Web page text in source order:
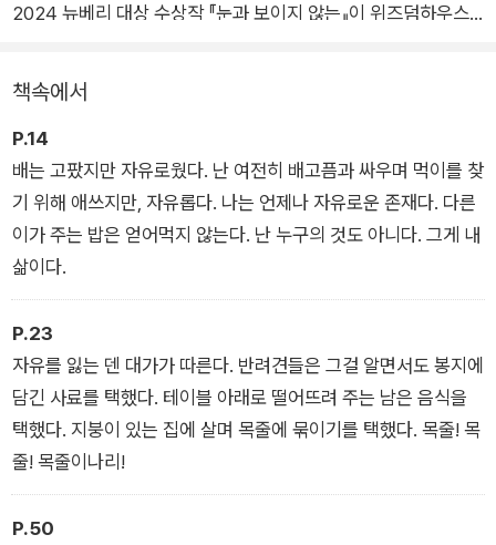
2024 뉴베리 대상 수상작 『눈과 보이지 않는』이 위즈덤하우스
『눈과 보이지 않는』은 도시의 공원에 사는 개 요하네스가 공원 안
우리에 갇혀 살아가는 들소들을 탈출시키는 과정을 그린 모험담
이다. 불가능해 보이는 들소 탈출 작전을 펼치면서 요하네스는 자
신의 내면을 깊이 들여다보고 스스로에게 질문을 던지는 시간을
갖게 된다. 나는 정말 자유로운 걸까? 나는 세상을 제대로 바라보
고 있는 걸까? 산다는 건 과연 무엇일까?
다수의 수상 경력이 있는 작가 데이브 에거스와 칼데콧상 수상자
인 숀 해리스는 이런 요하네스의 자아 찾기 여정을 대담하고 자유
로운 서사와 아름다운 삽화로 담아 냈다. 어른의 문턱에 선 십 대
들이라면 우정, 자연에의 찬미, 도전, 연대, 모순, 집착, 무지, 증
오, 반발이 뒤섞인 들소 탈출 작전을 펼치면서 자아를 찾아가는
요하네스를 통해 단단한 용기와 세상을 바라보는 자기만의 새로
운 눈을 얻게 될 것이다.
책속에서
P.14
배는 고팠지만 자유로웠다. 난 여전히 배고픔과 싸우며 먹이를 찾
기 위해 애쓰지만, 자유롭다. 나는 언제나 자유로운 존재다. 다른
이가 주는 밥은 얻어먹지 않는다. 난 누구의 것도 아니다. 그게 내
삶이다.
P.23
자유를 잃는 덴 대가가 따른다. 반려견들은 그걸 알면서도 봉지에
담긴 사료를 택했다. 테이블 아래로 떨어뜨려 주는 남은 음식을
택했다. 지붕이 있는 집에 살며 목줄에 묶이기를 택했다. 목줄! 목
줄! 목줄이나리!
P.50